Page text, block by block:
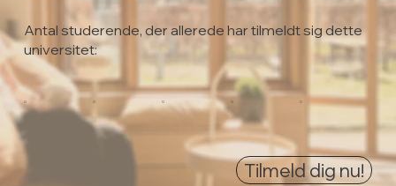
Antal studerende, der allerede har tilmeldt sig dette
universitet:
0
0
0
0
0
Tilmeld dig nu!